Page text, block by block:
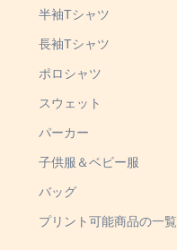
半袖Tシャツ
長袖Tシャツ
ポロシャツ
スウェット
パーカー
子供服＆ベビー服
バッグ
プリント可能商品の一覧